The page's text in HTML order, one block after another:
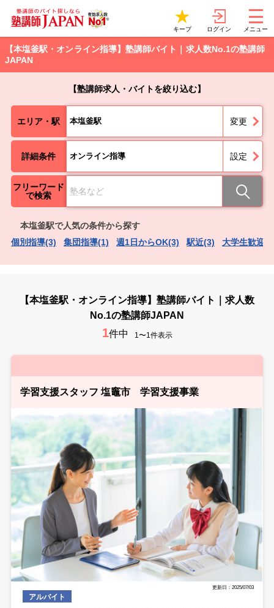
キープ ログイン メニュー
【本塩釜駅・オンライン指導】塾講師バイト｜求人数No.1の塾講師
JAPAN
【塾講師求人・バイトを絞り込む】
エリア・駅 本塩釜駅 変更
詳細条件 オンライン指導 設定
フリーワード
で検索
本塩釜駅で人気の条件から探す
個別指導(3)
集団指導(1) 週1日からOK(3) 駅近(3) 大学生歓迎
【本塩釜駅・オンライン指導】塾講師バイト｜求人数
No.1の塾講師JAPAN
1件中 1〜1件表示
学習支援スタッフ 塩竈市 学習支援事業
更新日：2025/07/03
アルバイト